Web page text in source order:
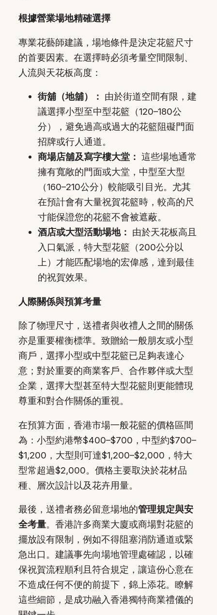
根據營業場地精確選擇
專業花藝師建議，場地條件是決定花籃尺寸
的首要因素。在選擇時必須考量空間限制、
人流與天花板高度：
街舖（地舖）： 由於街道空間有限，建
議選擇小型至中型花籃（120–180公
分），避免過高或過大的花籃阻礙門面
招牌或行人通道。
商場店舖及寫字樓大堂： 這些場地通常
擁有寬敞的門面或大堂，中型至大型
（160–210公分）較能吸引目光。尤其
在預計會有大量祝賀花籃時，較高的尺
寸能保證您的花籃不會被遮蔽。
酒店或大型活動場地： 由於天花板高且
入口氣派，特大型花籃（200公分以
上）才能匹配場地的宏偉感，達到最佳
的祝賀效果。
人際關係與預算考量
除了物理尺寸，送禮者與收禮人之間的關係
亦是重要權衡標準。致贈給一般朋友或小型
商戶，選擇小型或中型花籃已足夠表達心
意；對於重要的商業客戶、合作夥伴或大型
企業，選擇大型甚至特大型花籃則更能體現
尊重和對合作關係的重視。
在預算方面，香港市場一般花籃的價格區間
為：小型約港幣$400–$700，中型約$700–
$1,200，大型則可達$1,200–$2,000，特大
型常超過$2,000。價格主要取決於花材品
種、層次設計以及花卉用量。
最後，送禮者務必留意場地的管理規定與安
全考量。香港許多商業大廈或商場對花籃的
擺放設有限制，例如不得阻塞消防通道或緊
急出口。建議事先向場地管理處確認，以確
保祝賀流程順利且符合規定，讓這份心意在
不造成任何不便的前提下，錦上添花。瞭解
這些細節，是成功融入香港獨特商業禮儀的